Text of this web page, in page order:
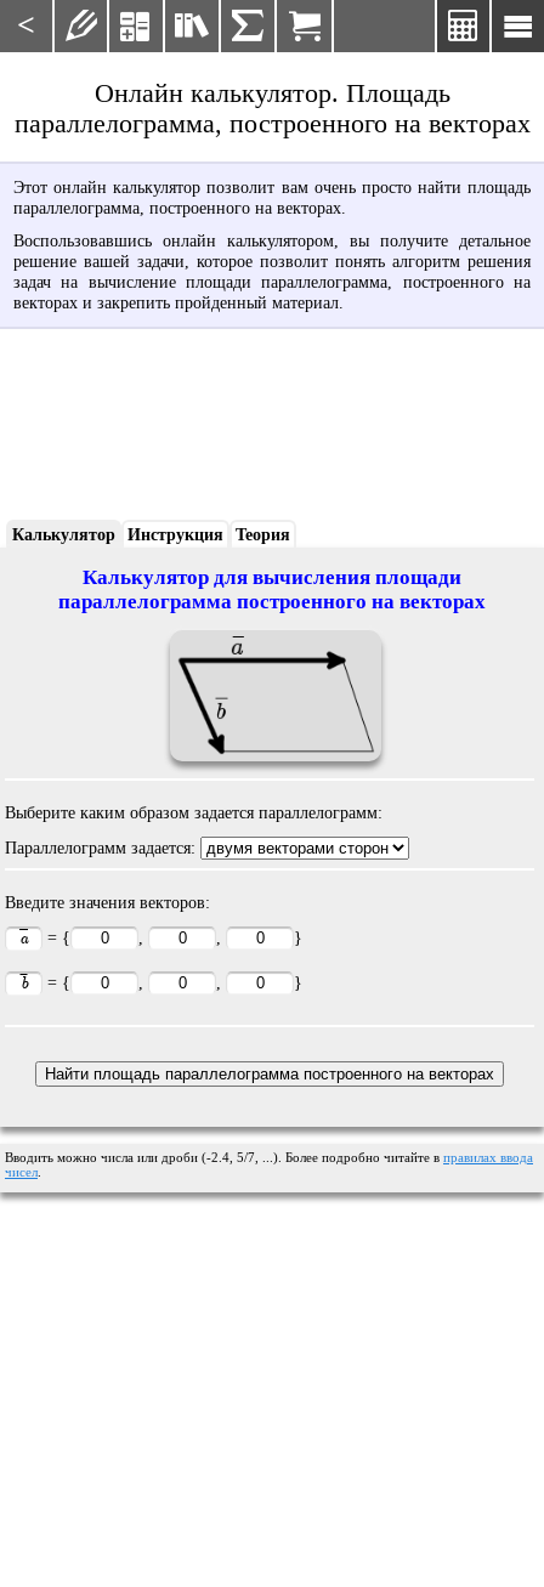
< 

    
Онлайн калькулятор. Площадь
параллелограмма, построенного на векторах
Этот онлайн калькулятор позволит вам очень просто найти площадь
параллелограмма, построенного на векторах.
Воспользовавшись онлайн калькулятором, вы получите детальное
решение вашей задачи, которое позволит понять алгоритм решения
задач на вычисление площади параллелограмма, построенного на
векторах и закрепить пройденный материал.
Калькулятор Инструкция Теория
Калькулятор для вычисления площади
параллелограмма построенного на векторах
Выберите каким образом задается параллелограмм:
Параллелограмм задается:
Введите значения векторов:
= {
}
= { }
Вводить можно числа или дроби (-2.4, 5/7, ...). Более подробно читайте в правилах ввода
чисел